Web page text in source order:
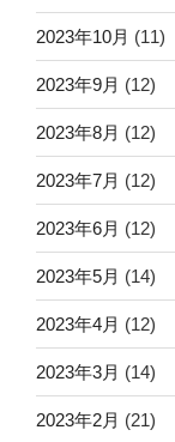
2023年10月 (11)
2023年9月 (12)
2023年8月 (12)
2023年7月 (12)
2023年6月 (12)
2023年5月 (14)
2023年4月 (12)
2023年3月 (14)
2023年2月 (21)